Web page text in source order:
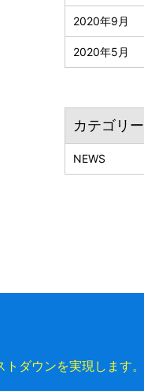
2020年9月
2020年5月
カテゴリー
NEWS
ダウンを実現します。